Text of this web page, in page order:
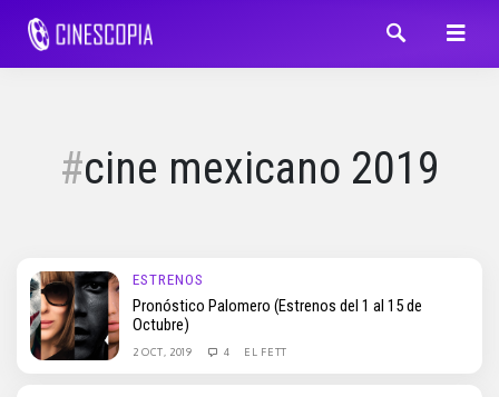
cine mexicano 2019
ESTRENOS
Pronóstico Palomero (Estrenos del 1 al 15 de
Octubre)
2 OCT, 2019 4 EL FETT